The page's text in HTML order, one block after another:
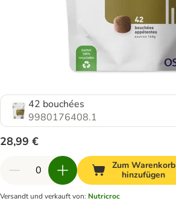
42 bouchées
9980176408.1
28,99 €
Zum Warenkorb
hinzufügen
Versandt und verkauft von: Nutricroc